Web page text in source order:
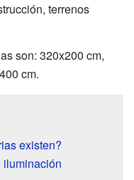
terrenos
son: 320x200 cm,
cm.
existen?
iluminación